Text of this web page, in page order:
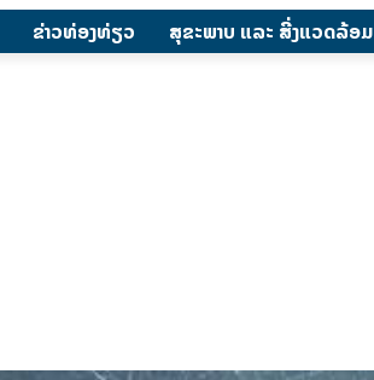
​ຂ່າວທ່ອງທ່ຽວ ສຸຂະພາບ ແລະ ສີ່ງແວດລ້ອມ